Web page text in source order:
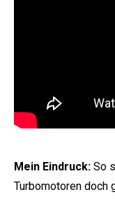
Mein Eindruck: So
Turbomotoren doch